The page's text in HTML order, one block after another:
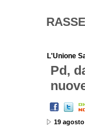
L'Unione
Pd,
19 agosto